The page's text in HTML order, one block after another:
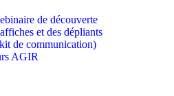
de découverte
et des dépliants
de communication)
AGIR